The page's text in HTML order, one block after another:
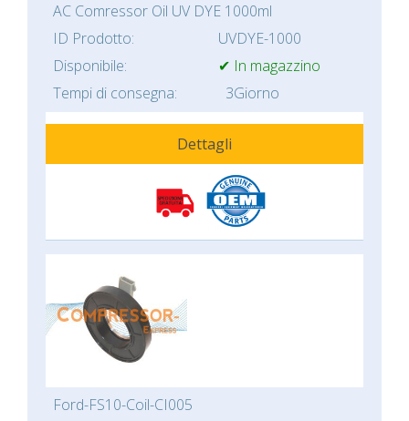
AC Comressor Oil UV DYE 1000ml
ID Prodotto:
UVDYE-1000
Disponibile:
✔ In magazzino
Tempi di consegna:
3Giorno
Dettagli
Ford-FS10-Coil-CI005